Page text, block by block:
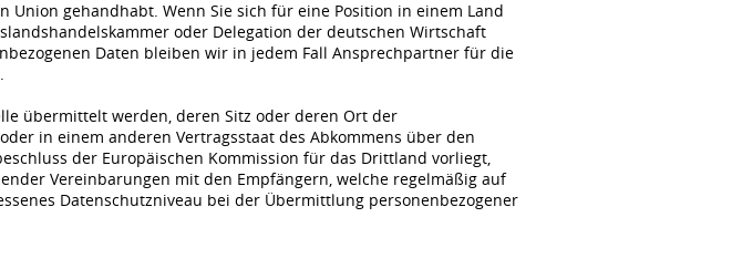
gehandhabt. Wenn Sie sich für eine Position in einem Land
oder Delegation der deutschen Wirtschaft
Daten bleiben wir in jedem Fall Ansprechpartner für die
übermittelt werden, deren Sitz oder deren Ort der
in einem anderen Vertragsstaat des Abkommens über den
der Europäischen Kommission für das Drittland vorliegt,
Vereinbarungen mit den Empfängern, welche regelmäßig auf
Datenschutzniveau bei der Übermittlung personenbezogener